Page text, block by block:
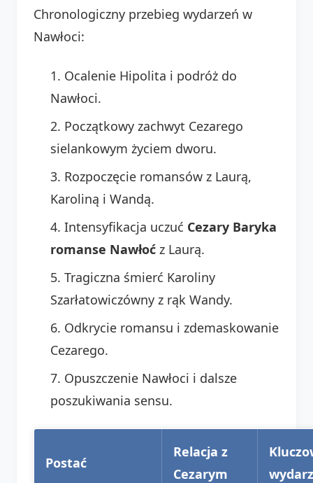
Chronologiczny przebieg wydarzeń w
Nawłoci:
Ocalenie Hipolita i podróż do
Nawłoci.
Początkowy zachwyt Cezarego
sielankowym życiem dworu.
Rozpoczęcie romansów z Laurą,
Karoliną i Wandą.
Intensyfikacja uczuć Cezary Baryka
romanse Nawłoć z Laurą.
Tragiczna śmierć Karoliny
Szarłatowiczówny z rąk Wandy.
Odkrycie romansu i zdemaskowanie
Cezarego.
Opuszczenie Nawłoci i dalsze
poszukiwania sensu.
Postać
Relacja z
Cezarym